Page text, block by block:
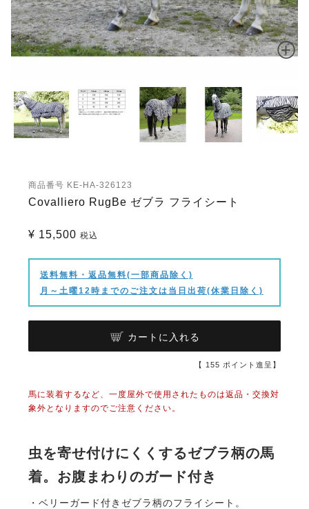
商品番号 KE-HA-326123
Covalliero RugBe ゼブラ フライシート
¥ 15,500 税込
送料無料・返品無料(一部商品除く)
月～土曜12時までのご注文は当日出荷(休業日除く)
カートに入れる
【 155 ポイント進呈】
馬に装着するなど、一度屋外で使用されたものは返品・交換対
象外となりますのでご注意ください。
虫を寄せ付けにくくするゼブラ柄の馬
着。お腹まわりのガード付き
・ベリーガード付きゼブラ柄のフライシート。